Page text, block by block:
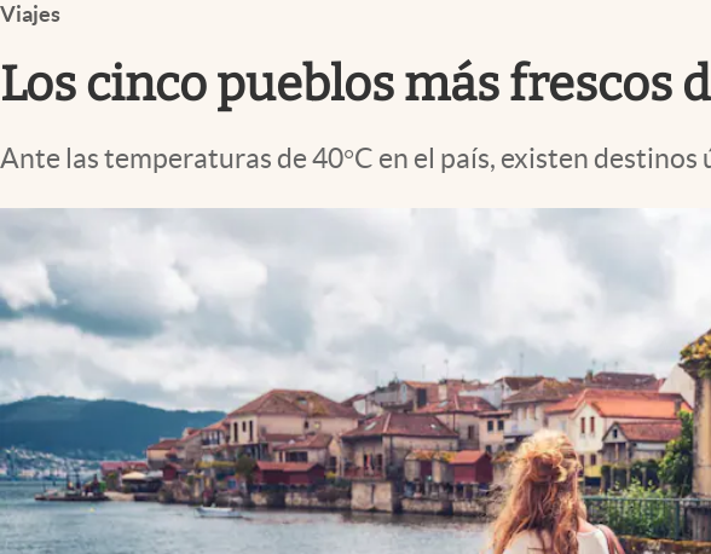
Viajes
Los cinco pueblos más frescos
Ante las temperaturas de 40°C en el país, existen